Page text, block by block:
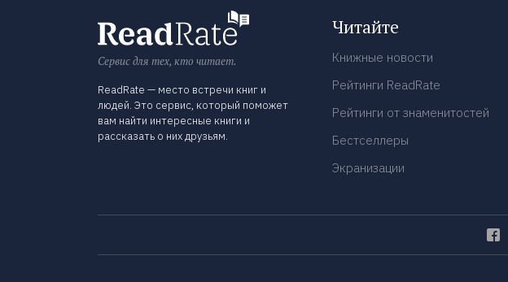
Сервис для тех, кто читает.
ReadRate — место встречи книг и
людей. Это сервис, который поможет
вам найти интересные книги и
рассказать о них друзьям.
Читайте
Книжные новости
Рейтинги ReadRate
Рейтинги от знаменитостей
Бестселлеры
Экранизации